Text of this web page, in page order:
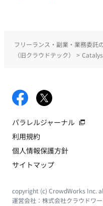
フリーランス・副業・業務委託
（旧クラウドテック）
>
パラレルジャーナル
利用規約
個人情報保護方針
サイトマップ
copyright (c) CrowdWorks Inc.
運営会社： 株式会社クラウドワ